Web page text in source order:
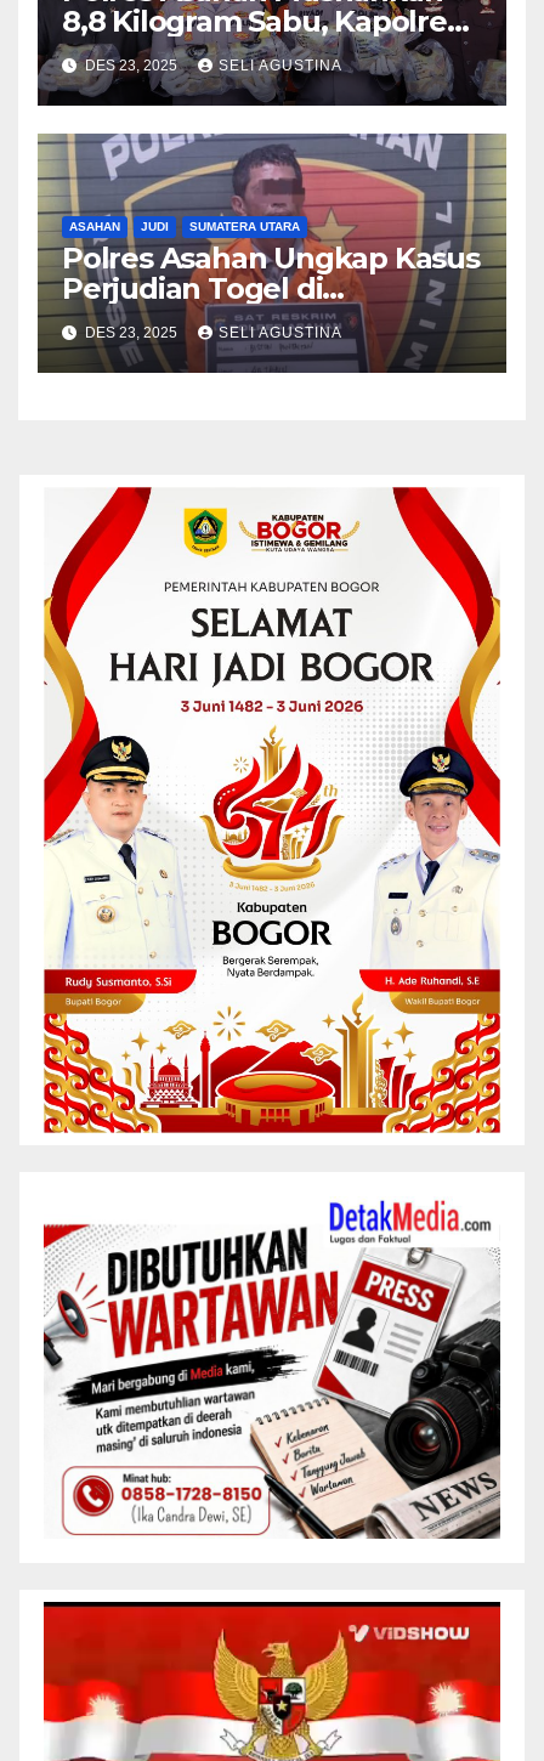
8,8 Kilogram Sabu, Kapolres
Tegaskan Komitmen Perang
Terhadap Narkoba
DES 23, 2025 SELI AGUSTINA
ASAHAN JUDI SUMATERA UTARA
Polres Asahan Ungkap Kasus
Perjudian Togel di
Kabupaten Asahan
DES 23, 2025 SELI AGUSTINA